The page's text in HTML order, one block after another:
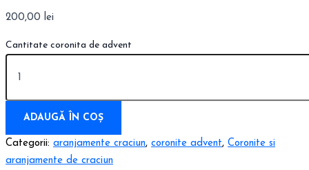
200,00 lei
Cantitate coronita de advent
ADAUGĂ ÎN COȘ
Categorii: aranjamente craciun, coronite advent, Coronite si
aranjamente de craciun